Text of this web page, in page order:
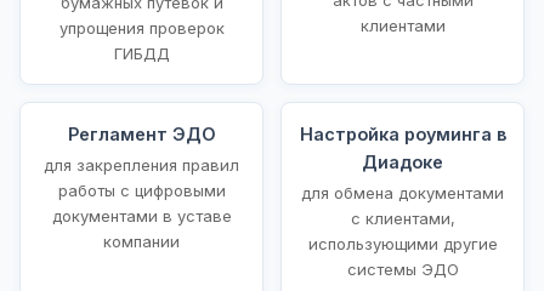
упрощения проверок
ГИБДД
клиентами
Регламент ЭДО
для закрепления правил
работы с цифровыми
документами в уставе
компании
Настройка роуминга в
Диадоке
для обмена документами
с клиентами,
использующими другие
системы ЭДО